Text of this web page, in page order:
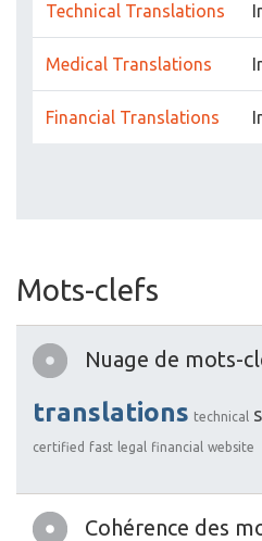
Technical Translations
Medical Translations
Financial Translations
Mots-clefs
Nuage de mots-
translations technical
certified fast legal financial website
Cohérence des